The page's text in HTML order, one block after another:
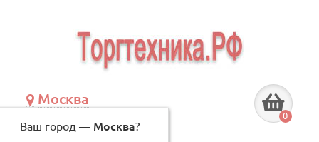
Москва
Ваш город — Москва?
по будням, с 09:00 до 18:00
0